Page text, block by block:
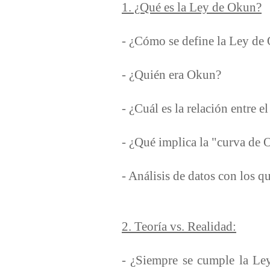
1. ¿Qué es la Ley de Okun?
- ¿Cómo se define la Ley
- ¿Quién era Okun?
- ¿Cuál es la relación entre
- ¿Qué implica la "curva de
- Análisis de datos con los
2. Teoría vs. Realidad:
- ¿Siempre se cumple la